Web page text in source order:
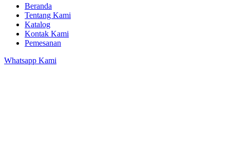
Beranda
Tentang Kami
Katalog
Kontak Kami
Pemesanan
Whatsapp Kami